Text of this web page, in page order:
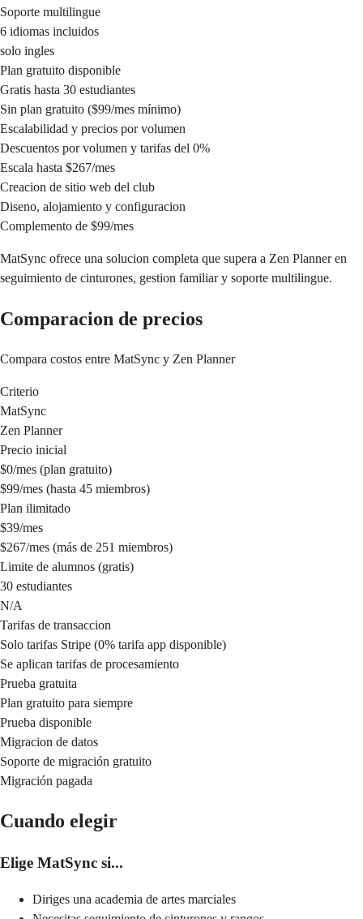
Soporte multilingue
6 idiomas incluidos
solo ingles
Plan gratuito disponible
Gratis hasta 30 estudiantes
Sin plan gratuito ($99/mes mínimo)
Escalabilidad y precios por volumen
Descuentos por volumen y tarifas del 0%
Escala hasta $267/mes
Creacion de sitio web del club
Diseno, alojamiento y configuracion
Complemento de $99/mes
MatSync ofrece una solucion completa que supera a Zen Planner en
seguimiento de cinturones, gestion familiar y soporte multilingue.
Comparacion de precios
Compara costos entre MatSync y Zen Planner
Criterio
MatSync
Zen Planner
Precio inicial
$0/mes (plan gratuito)
$99/mes (hasta 45 miembros)
Plan ilimitado
$39/mes
$267/mes (más de 251 miembros)
Limite de alumnos (gratis)
30 estudiantes
N/A
Tarifas de transaccion
Solo tarifas Stripe (0% tarifa app disponible)
Se aplican tarifas de procesamiento
Prueba gratuita
Plan gratuito para siempre
Prueba disponible
Migracion de datos
Soporte de migración gratuito
Migración pagada
Cuando elegir
Elige MatSync si...
Diriges una academia de artes marciales